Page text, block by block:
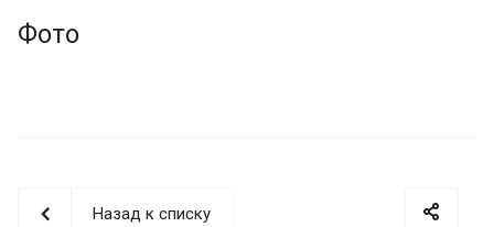
Фото
Назад к списку